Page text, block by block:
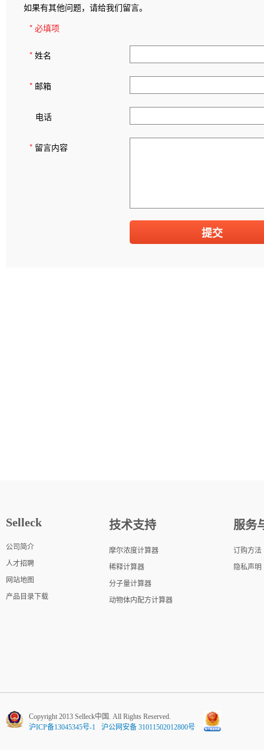
如果有其他问题，请给我们留言。
* 必填项
* 姓名
* 邮箱
电话
* 留言内容
Selleck
公司简介
人才招聘
网站地图
产品目录下载
技术支持
摩尔浓度计算器
稀释计算器
分子量计算器
动物体内配方计算器
服务
订购方法
隐私声明
Copyright 2013 Selleck中国. All Rights Reserved.
沪ICP备13045345号-1
沪公网安备 31011502012800号